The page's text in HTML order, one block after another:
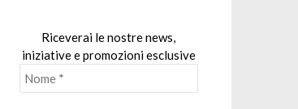
Riceverai le nostre news,
iniziative e promozioni esclusive